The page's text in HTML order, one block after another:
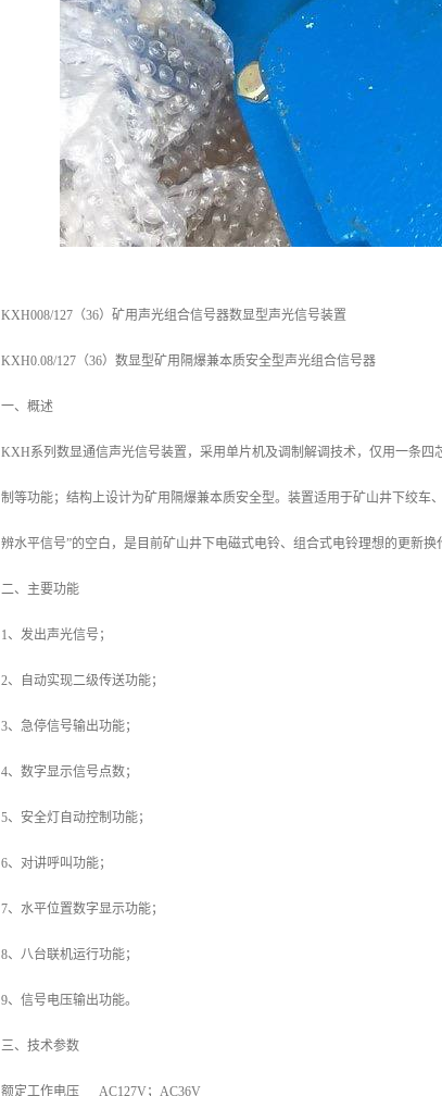
KXH008/127（36）矿用声光组合信号器数显型声光信号装置
KXH0.08/127（36）数显型矿用隔爆兼本质安全型声光组合信号器
一、概述
KXH系列数显通信声光信号装置，采用单片机及调制解调技术，仅用一条
制等功能；结构上设计为矿用隔爆兼本质安全型。装置适用于矿山井下绞
辨水平信号”的空白，是目前矿山井下电磁式电铃、组合式电铃理想的更新换
二、主要功能
1、发出声光信号；
2、自动实现二级传送功能；
3、急停信号输出功能；
4、数字显示信号点数；
5、安全灯自动控制功能；
6、对讲呼叫功能；
7、水平位置数字显示功能；
8、八台联机运行功能；
9、信号电压输出功能。
三、技术参数
额定工作电压 AC127V；AC36V